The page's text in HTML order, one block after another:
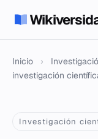
Inicio ›
investigación
Investigación